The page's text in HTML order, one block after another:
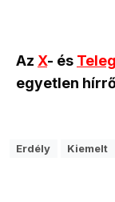
Az X- és
egyetlen
Erdély Kiemelt